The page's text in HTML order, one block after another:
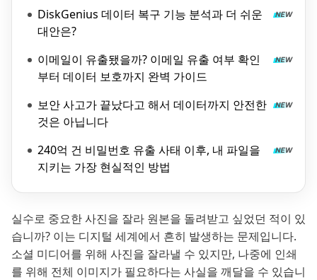
DiskGenius 데이터 복구 기능 분석과 더 쉬운
대안은?
이메일이 유출됐을까? 이메일 유출 여부 확인
부터 데이터 보호까지 완벽 가이드
보안 사고가 끝났다고 해서 데이터까지 안전한
것은 아닙니다
240억 건 비밀번호 유출 사태 이후, 내 파일을
지키는 가장 현실적인 방법
실수로 중요한 사진을 잘라 원본을 돌려받고 싶었던 적이 있
습니까? 이는 디지털 세계에서 흔히 발생하는 문제입니다.
소셜 미디어를 위해 사진을 잘라낼 수 있지만, 나중에 인쇄
를 위해 전체 이미지가 필요하다는 사실을 깨달을 수 있습니